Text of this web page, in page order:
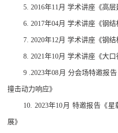
5. 2016年11 月 学术讲座《高层
6. 2017年04月 学术讲座《钢结
7. 2020年12 月 学术讲座《钢结
8. 2021年10月 学术讲座《大口
9 .2023年08 月 分会场特邀报
撞击动力响应》
10. 2023年10 月 特邀报告《星
展》